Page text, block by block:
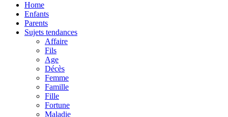
Home
Enfants
Parents
Sujets tendances
Affaire
Fils
Age
Décès
Femme
Famille
Fille
Fortune
Maladie